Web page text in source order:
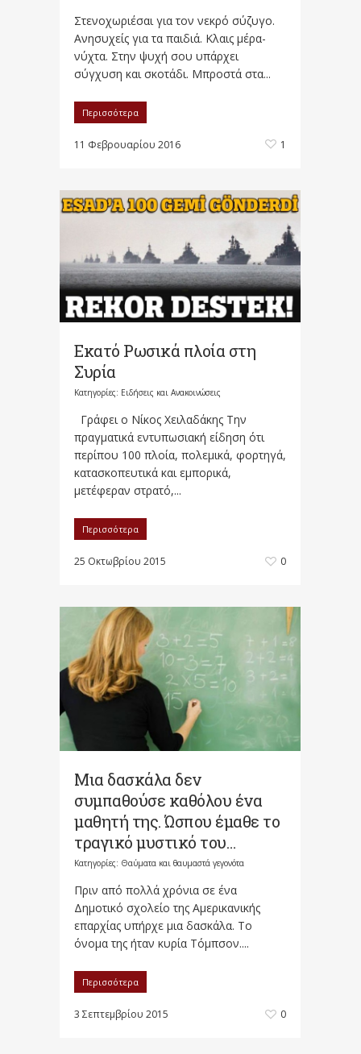
Στενοχωριέσαι για τον νεκρό σύζυγο.
Ανησυχείς για τα παιδιά. Κλαις μέρα-
νύχτα. Στην ψυχή σου υπάρχει
σύγχυση και σκοτάδι. Μπροστά στα...
Περισσότερα
11 Φεβρουαρίου 2016 1
Εκατό Ρωσικά πλοία στη
Συρία
Κατηγορίες: Ειδήσεις και Ανακοινώσεις
Γράφει ο Νίκος Χειλαδάκης Την
πραγματικά εντυπωσιακή είδηση ότι
περίπου 100 πλοία, πολεμικά, φορτηγά,
κατασκοπευτικά και εμπορικά,
μετέφεραν στρατό,...
Περισσότερα
25 Οκτωβρίου 2015 0
Μια δασκάλα δεν
συμπαθούσε καθόλου ένα
μαθητή της. Ώσπου έμαθε το
τραγικό μυστικό του…
Κατηγορίες: Θαύματα και θαυμαστά γεγονότα
Πριν από πολλά χρόνια σε ένα
Δημοτικό σχολείο της Αμερικανικής
επαρχίας υπήρχε μια δασκάλα. Το
όνομα της ήταν κυρία Τόμπσον....
Περισσότερα
3 Σεπτεμβρίου 2015 0